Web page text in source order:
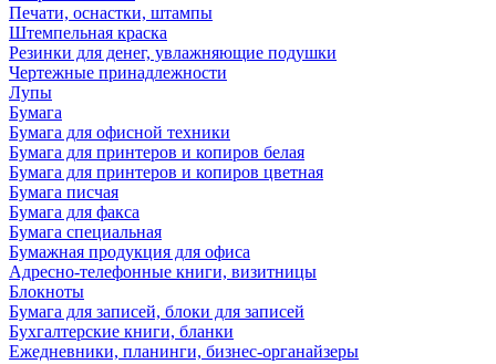
Печати, оснастки, штампы
Штемпельная краска
Резинки для денег, увлажняющие подушки
Чертежные принадлежности
Лупы
Бумага
Бумага для офисной техники
Бумага для принтеров и копиров белая
Бумага для принтеров и копиров цветная
Бумага писчая
Бумага для факса
Бумага специальная
Бумажная продукция для офиса
Адресно-телефонные книги, визитницы
Блокноты
Бумага для записей, блоки для записей
Бухгалтерские книги, бланки
Ежедневники, планинги, бизнес-органайзеры